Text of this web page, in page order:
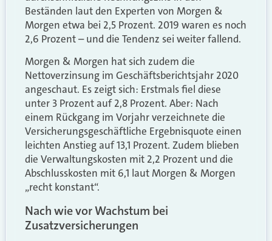
Beständen laut den Experten von Morgen &
Morgen etwa bei 2,5 Prozent. 2019 waren es noch
2,6 Prozent – und die Tendenz sei weiter fallend.
Morgen & Morgen hat sich zudem die
Nettoverzinsung im Geschäftsberichtsjahr 2020
angeschaut. Es zeigt sich: Erstmals fiel diese
unter 3 Prozent auf 2,8 Prozent. Aber: Nach
einem Rückgang im Vorjahr verzeichnete die
Versicherungsgeschäftliche Ergebnisquote einen
leichten Anstieg auf 13,1 Prozent. Zudem blieben
die Verwaltungskosten mit 2,2 Prozent und die
Abschlusskosten mit 6,1 laut Morgen & Morgen
„recht konstant“.
Nach wie vor Wachstum bei
Zusatzversicherungen